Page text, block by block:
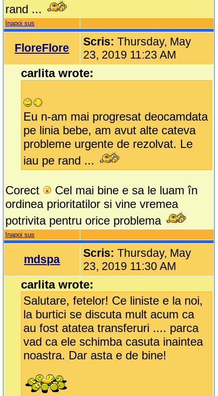
rand ...
Inapoi sus
FloreFlore Scris:Thursday, May
23, 2019 11:23 AM
carlita wrote:
Eu n-am mai progresat deocamdata
pe linia bebe, am avut alte cateva
probleme urgente de rezolvat. Le
iau pe rand ...
Corect
Cel mai bine e sa le luam în
ordinea prioritatilor si vine vremea
potrivita pentru orice problema
Inapoi sus
mdspa Scris:Thursday, May
23, 2019 11:30 AM
carlita wrote:
Salutare, fetelor! Ce liniste e la noi,
la burtici se discuta mult acum ca
au fost atatea transferuri .... parca
vad ca ele schimba casuta inaintea
noastra. Dar asta e de bine!